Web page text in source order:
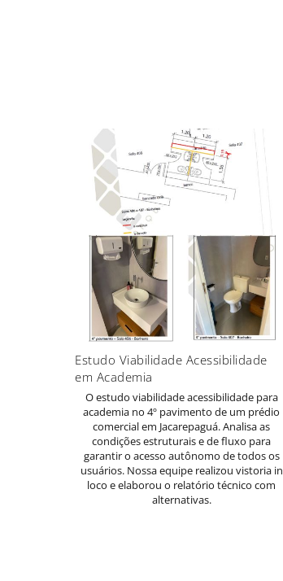
Estudo Viabilidade Acessibilidade
em Academia
O estudo viabilidade acessibilidade para
academia no 4º pavimento de um prédio
comercial em Jacarepaguá. Analisa as
condições estruturais e de fluxo para
garantir o acesso autônomo de todos os
usuários. Nossa equipe realizou vistoria in
loco e elaborou o relatório técnico com
alternativas.